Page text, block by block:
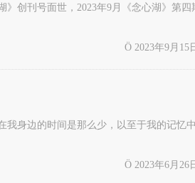
》创刊号面世，2023年9月《念心湖》第
Ö 2023年9月
身边的时间是那么少，以至于我的记忆
Ö 2023年6月